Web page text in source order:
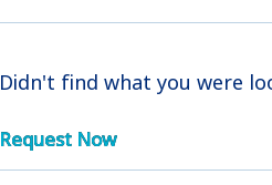
Didn't find what you were
Request Now